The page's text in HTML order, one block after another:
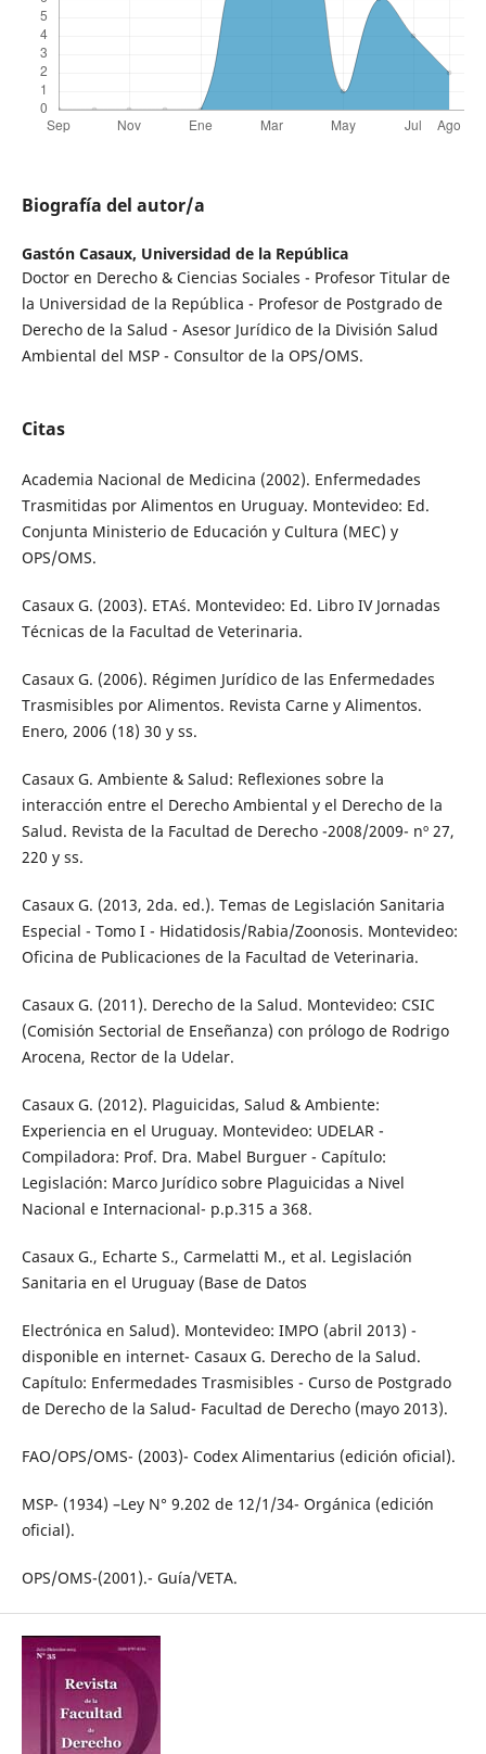
Biografía del autor/a
Gastón Casaux, Universidad de la República
Doctor en Derecho & Ciencias Sociales - Profesor Titular de
la Universidad de la República - Profesor de Postgrado de
Derecho de la Salud - Asesor Jurídico de la División Salud
Ambiental del MSP - Consultor de la OPS/OMS.
Citas
Academia Nacional de Medicina (2002). Enfermedades
Trasmitidas por Alimentos en Uruguay. Montevideo: Ed.
Conjunta Ministerio de Educación y Cultura (MEC) y
OPS/OMS.
Casaux G. (2003). ETA´s. Montevideo: Ed. Libro IV Jornadas
Técnicas de la Facultad de Veterinaria.
Casaux G. (2006). Régimen Jurídico de las Enfermedades
Trasmisibles por Alimentos. Revista Carne y Alimentos.
Enero, 2006 (18) 30 y ss.
Casaux G. Ambiente & Salud: Reflexiones sobre la
interacción entre el Derecho Ambiental y el Derecho de la
Salud. Revista de la Facultad de Derecho -2008/2009- nº 27,
220 y ss.
Casaux G. (2013, 2da. ed.). Temas de Legislación Sanitaria
Especial - Tomo I - Hidatidosis/Rabia/Zoonosis. Montevideo:
Oficina de Publicaciones de la Facultad de Veterinaria.
Casaux G. (2011). Derecho de la Salud. Montevideo: CSIC
(Comisión Sectorial de Enseñanza) con prólogo de Rodrigo
Arocena, Rector de la Udelar.
Casaux G. (2012). Plaguicidas, Salud & Ambiente:
Experiencia en el Uruguay. Montevideo: UDELAR -
Compiladora: Prof. Dra. Mabel Burguer - Capítulo:
Legislación: Marco Jurídico sobre Plaguicidas a Nivel
Nacional e Internacional- p.p.315 a 368.
Casaux G., Echarte S., Carmelatti M., et al. Legislación
Sanitaria en el Uruguay (Base de Datos
Electrónica en Salud). Montevideo: IMPO (abril 2013) -
disponible en internet- Casaux G. Derecho de la Salud.
Capítulo: Enfermedades Trasmisibles - Curso de Postgrado
de Derecho de la Salud- Facultad de Derecho (mayo 2013).
FAO/OPS/OMS- (2003)- Codex Alimentarius (edición oficial).
MSP- (1934) –Ley N° 9.202 de 12/1/34- Orgánica (edición
oficial).
OPS/OMS-(2001).- Guía/VETA.